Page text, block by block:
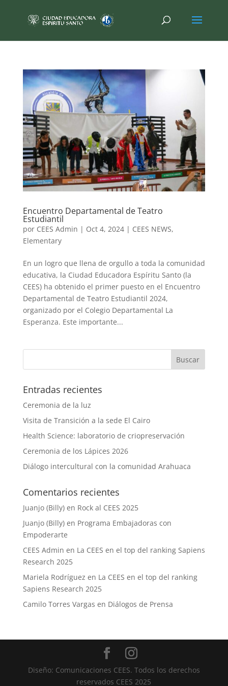
Encuentro Departamental de Teatro
Estudiantil
por CEES Admin | Oct 4, 2024| CEES NEWS,
Elementary
En un logro que llena de orgullo a toda la comunidad
educativa, la Ciudad Educadora Espíritu Santo (la
CEES) ha obtenido el primer puesto en el Encuentro
Departamental de Teatro Estudiantil 2024,
organizado por el Colegio Departamental La
Esperanza. Este importante...
Entradas recientes
Ceremonia de la luz
Visita de Transición a la sede El Cairo
Health Science: laboratorio de criopreservación
Ceremonia de los Lápices 2026
Diálogo intercultural con la comunidad Arahuaca
Comentarios recientes
Juanjo (Billy)en Rock al CEES 2025
Juanjo (Billy)en Programa Embajadoras con
Empoderarte
CEES Admin en La CEES en el top del ranking Sapiens
Research 2025
Mariela Rodríguez en La CEES en el top del ranking
Sapiens Research 2025
Camilo Torres Vargas en Diálogos de Prensa
Diseño: Comunicaciones CEES. Todos los derechos
reservados CEES 2025